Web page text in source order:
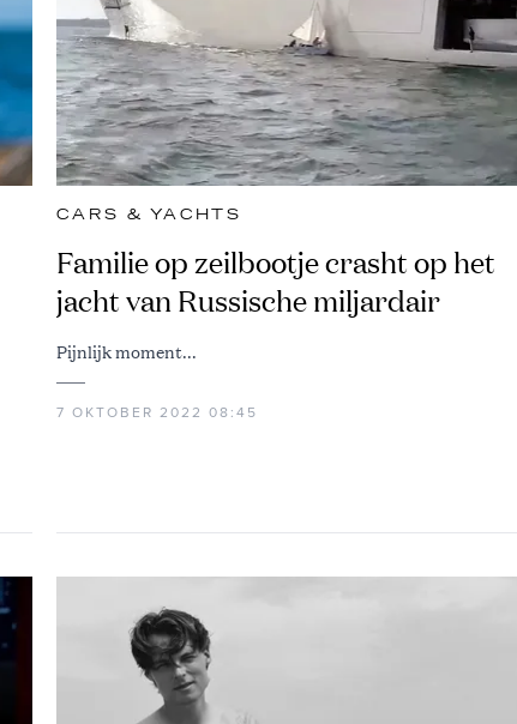
CARS & YACHTS
Familie op zeilbootje crasht op het
jacht van Russische miljardair
Pijnlijk moment...
7 OKTOBER 2022 08:45